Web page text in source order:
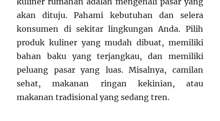
akan dituju. Pahami kebutuhan dan selera
konsumen di sekitar lingkungan Anda. Pilih
produk kuliner yang mudah dibuat, memiliki
bahan baku yang terjangkau, dan memiliki
peluang pasar yang luas. Misalnya, camilan
sehat, makanan ringan kekinian, atau
makanan tradisional yang sedang tren.